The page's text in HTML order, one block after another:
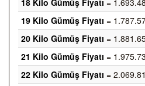
18 Kilo Gümüş Fiyatı =
19 Kilo Gümüş Fiyatı =
20 Kilo Gümüş Fiyatı =
21 Kilo Gümüş Fiyatı =
22 Kilo Gümüş Fiyatı =